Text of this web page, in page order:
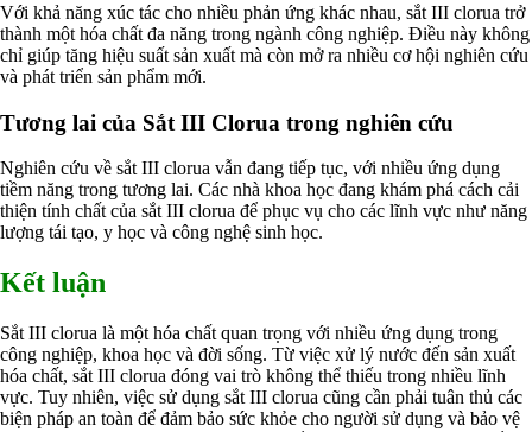
Với khả năng xúc tác cho nhiều phản ứng khác nhau, sắt III clorua trở
thành một hóa chất đa năng trong ngành công nghiệp. Điều này không
chỉ giúp tăng hiệu suất sản xuất mà còn mở ra nhiều cơ hội nghiên cứu
và phát triển sản phẩm mới.
Tương lai của Sắt III Clorua trong nghiên cứu
Nghiên cứu về sắt III clorua vẫn đang tiếp tục, với nhiều ứng dụng
tiềm năng trong tương lai. Các nhà khoa học đang khám phá cách cải
thiện tính chất của sắt III clorua để phục vụ cho các lĩnh vực như năng
lượng tái tạo, y học và công nghệ sinh học.
Kết luận
Sắt III clorua là một hóa chất quan trọng với nhiều ứng dụng trong
công nghiệp, khoa học và đời sống. Từ việc xử lý nước đến sản xuất
hóa chất, sắt III clorua đóng vai trò không thể thiếu trong nhiều lĩnh
vực. Tuy nhiên, việc sử dụng sắt III clorua cũng cần phải tuân thủ các
biện pháp an toàn để đảm bảo sức khỏe cho người sử dụng và bảo vệ